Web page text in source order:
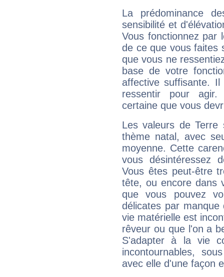
La prédominance
sensibilité et
Vous fonctionnez
de ce que vous faites
que vous ne
base de votre
affective suffisante.
ressentir pour agir.
certaine que vous
Les valeurs de Terre
thème natal, avec
moyenne. Cette
vous désintéressez
Vous êtes peut-être
tête, ou encore dans
que vous pouvez
délicates par
vie matérielle est
rêveur ou que l'on a
S'adapter à la vie
incontournables,
avec elle d'une façon